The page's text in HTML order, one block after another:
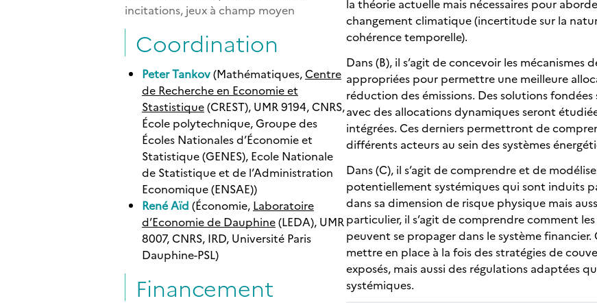
incitations, jeux à champ moyen
Coordination
Peter Tankov(Mathématiques,Centre
de Recherche en Economie et
Stastistique(CREST), UMR 9194, CNRS,
École polytechnique, Groupe des
Écoles Nationales d’Économie et
Statistique (GENES), Ecole Nationale
de Statistique et de l’Administration
Economique (ENSAE))
René Aïd (Économie, Laboratoire
d’Economie de Dauphine(LEDA), UMR
8007, CNRS, IRD, Université Paris
Dauphine-PSL)
Financement
la théorie actuelle mais nécessaires pour
changement climatique (incertitude sur la
cohérence temporelle).
Dans (B), il s’agit de concevoir les mécanismes
appropriées pour permettre une meilleure
réduction des émissions. Des solutions fondées
avec des allocations dynamiques seront
intégrées. Ces derniers permettront de
différents acteurs au sein des systèmes
Dans (C), il s’agit de comprendre et de
potentiellement systémiques qui sont induits
dans sa dimension de risque physique mais
particulier, il s’agit de comprendre comment
peuvent se propager dans le système
mettre en place à la fois des stratégies de
exposés, mais aussi des régulations adaptées
systémiques.